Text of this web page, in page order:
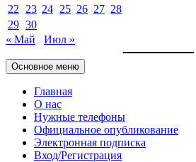
22
23 24 25 26 27 28
29 30
« Май
Июл »
Основное меню
Главная
О нас
Нужные телефоны
Официальное опубликование
Электронная подписка
Вход/Регистрация